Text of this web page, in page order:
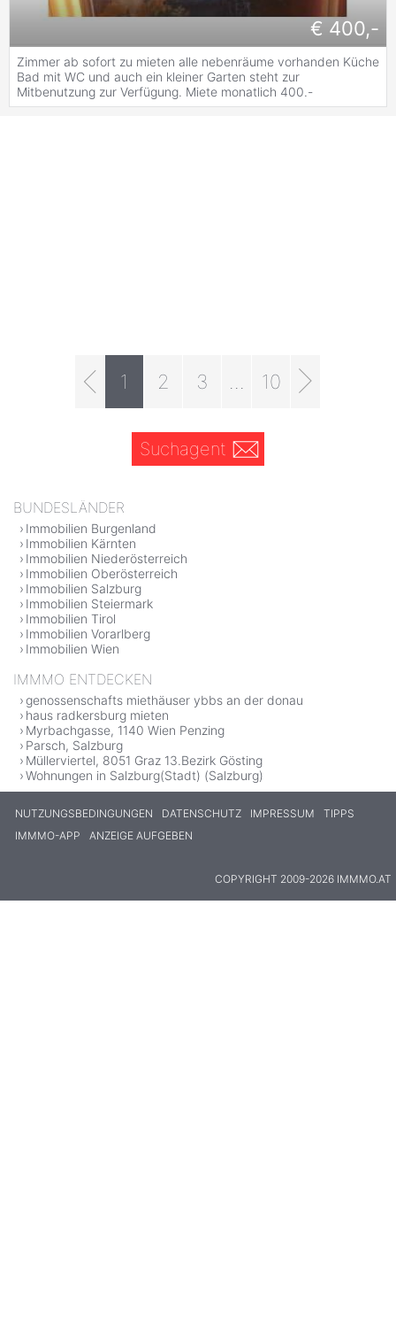
€ 400,-
Zimmer ab sofort zu mieten alle nebenräume vorhanden Küche
Bad mit WC und auch ein kleiner Garten steht zur
Mitbenutzung zur Verfügung. Miete monatlich 400.-
1 2 3 10
Suchagent
BUNDESLÄNDER
Immobilien Burgenland
Immobilien Kärnten
Immobilien Niederösterreich
Immobilien Oberösterreich
Immobilien Salzburg
Immobilien Steiermark
Immobilien Tirol
Immobilien Vorarlberg
Immobilien Wien
IMMMO ENTDECKEN
genossenschafts miethäuser ybbs an der donau
haus radkersburg mieten
Myrbachgasse, 1140 Wien Penzing
Parsch, Salzburg
Müllerviertel, 8051 Graz 13.Bezirk Gösting
Wohnungen in Salzburg(Stadt) (Salzburg)
NUTZUNGSBEDINGUNGEN DATENSCHUTZ IMPRESSUM
TIPPS
IMMMO-APP
ANZEIGE AUFGEBEN
COPYRIGHT 2009-2026 IMMMO.AT